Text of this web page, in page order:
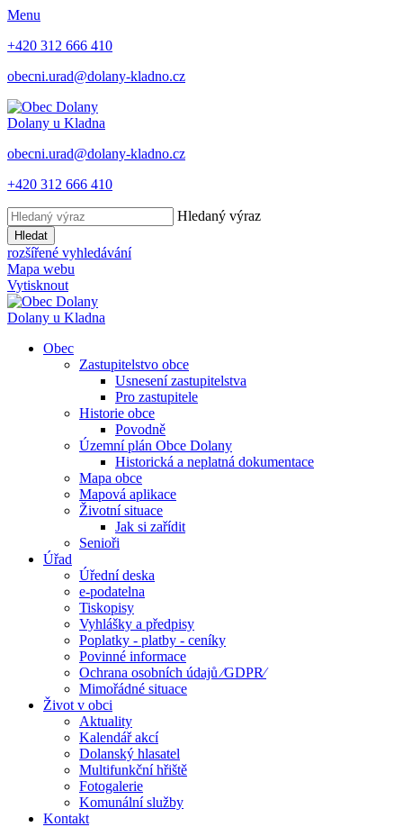
Menu
+420 312 666 410
obecni.urad@dolany-kladno.cz
Dolany u Kladna
obecni.urad@dolany-kladno.cz
+420 312 666 410
Hledaný výraz
Hledat
rozšířené vyhledávání
Mapa webu
Vytisknout
Dolany u Kladna
Obec
Zastupitelstvo obce
Usnesení zastupitelstva
Pro zastupitele
Historie obce
Povodně
Územní plán Obce Dolany
Historická a neplatná dokumentace
Mapa obce
Mapová aplikace
Životní situace
Jak si zařídit
Senioři
Úřad
Úřední deska
e-podatelna
Tiskopisy
Vyhlášky a předpisy
Poplatky - platby - ceníky
Povinné informace
Ochrana osobních údajů ⁄GDPR⁄
Mimořádné situace
Život v obci
Aktuality
Kalendář akcí
Dolanský hlasatel
Multifunkční hřiště
Fotogalerie
Komunální služby
Kontakt